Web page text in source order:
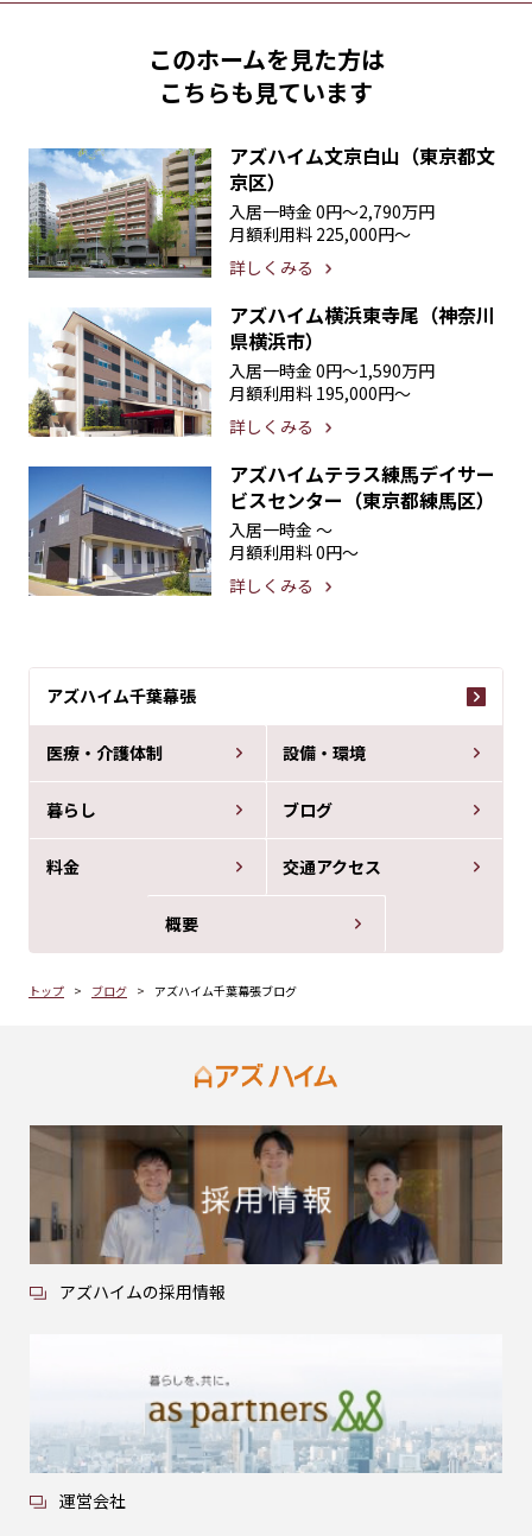
アズハイム千葉幕張
医療・介護体制 設備・環境
暮らし ブログ
料金 交通アクセス
概要
トップ ブログ アズハイム千葉幕張ブログ
このホームを見た方は
こちらも見ています
アズハイム文京白山（東京都文
京区）
入居一時金 0円〜2,790万円
月額利用料 225,000円〜
詳しくみる
アズハイム横浜東寺尾（神奈川
県横浜市）
入居一時金 0円〜1,590万円
月額利用料 195,000円〜
詳しくみる
アズハイムテラス練馬デイサー
ビスセンター（東京都練馬区）
入居一時金 〜
月額利用料0円〜
詳しくみる
アズハイムの採用情報
運営会社